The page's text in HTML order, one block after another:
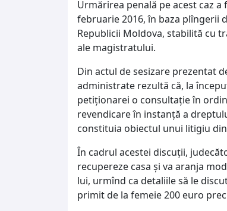
Urmărirea penală pe acest caz
februarie 2016, în baza plîngerii
Republicii Moldova, stabilită cu
ale magistratului.
Din actul de sesizare prezentat
administrate rezultă că, la
petiţionarei o consultaţie în
revendicare în instanţă a
constituia obiectul unui litigiu
În cadrul acestei discuţii,
recupereze casa şi va aranja
lui, urmînd ca detaliile să le
primit de la femeie 200 euro